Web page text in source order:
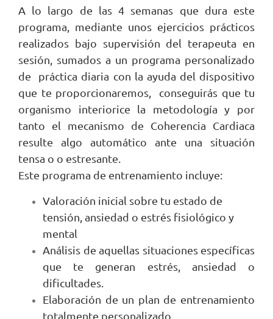
A lo largo de las 4 semanas que dura este
programa, mediante unos ejercicios prácticos
realizados bajo supervisión del terapeuta en
sesión, sumados a un programa personalizado
de práctica diaria con la ayuda del dispositivo
que te proporcionaremos, conseguirás que tu
organismo interiorice la metodología y por
tanto el mecanismo de Coherencia Cardiaca
resulte algo automático ante una situación
tensa o o estresante.
Este programa de entrenamiento incluye:
Valoración inicial sobre tu estado de
tensión, ansiedad o estrés fisiológico y
mental
Análisis de aquellas situaciones específicas
que te generan estrés, ansiedad o
dificultades.
Elaboración de un plan de entrenamiento
totalmente personalizado